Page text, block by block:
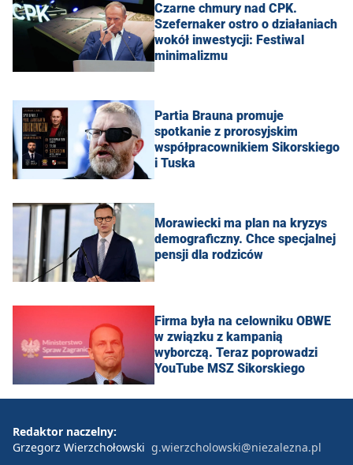
Czarne chmury nad CPK.
Szefernaker ostro o działaniach
wokół inwestycji: Festiwal
minimalizmu
Partia Brauna promuje
spotkanie z prorosyjskim
współpracownikiem Sikorskiego
i Tuska
Morawiecki ma plan na kryzys
demograficzny. Chce specjalnej
pensji dla rodziców
Firma była na celowniku OBWE
w związku z kampanią
wyborczą. Teraz poprowadzi
YouTube MSZ Sikorskiego
Redaktor naczelny:
Grzegorz Wierzchołowski g.wierzcholowski@niezalezna.pl